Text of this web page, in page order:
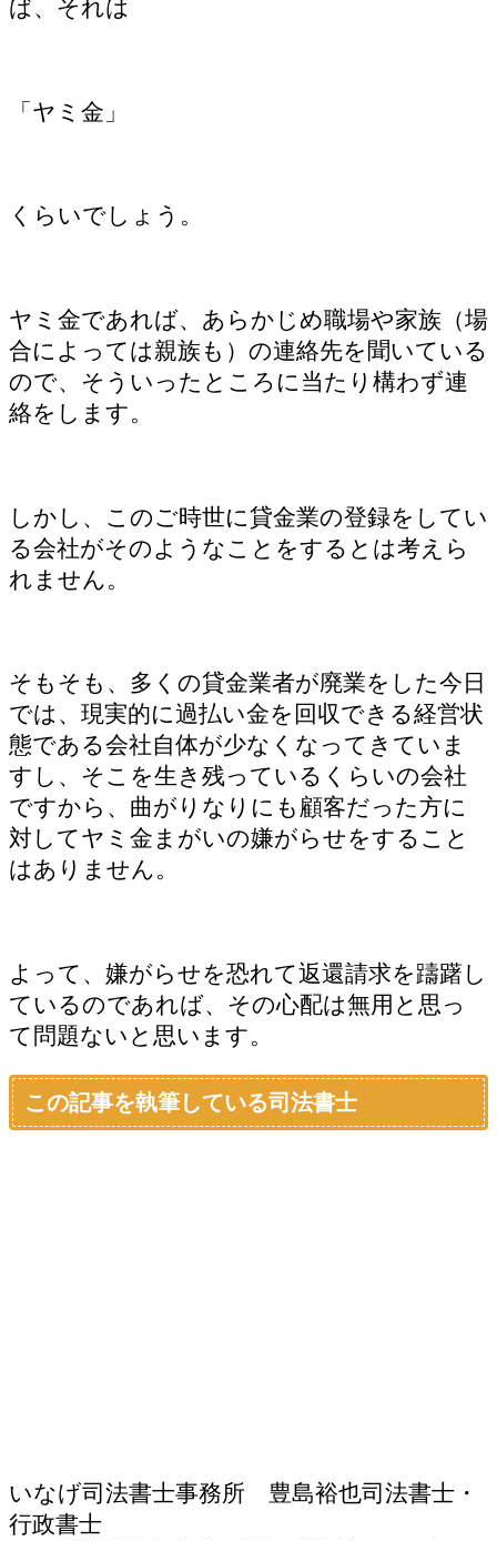
ば、それは
「ヤミ金」
くらいでしょう。
ヤミ金であれば、あらかじめ職場や家族（場
合によっては親族も）の連絡先を聞いている
ので、そういったところに当たり構わず連
絡をします。
しかし、このご時世に貸金業の登録をしてい
る会社がそのようなことをするとは考えら
れません。
そもそも、多くの貸金業者が廃業をした今日
では、現実的に過払い金を回収できる経営状
態である会社自体が少なくなってきていま
すし、そこを生き残っているくらいの会社
ですから、曲がりなりにも顧客だった方に
対してヤミ金まがいの嫌がらせをすること
はありません。
よって、嫌がらせを恐れて返還請求を躊躇し
ているのであれば、その心配は無用と思っ
て問題ないと思います。
この記事を執筆している司法書士
いなげ司法書士事務所 豊島裕也司法書士・
行政書士